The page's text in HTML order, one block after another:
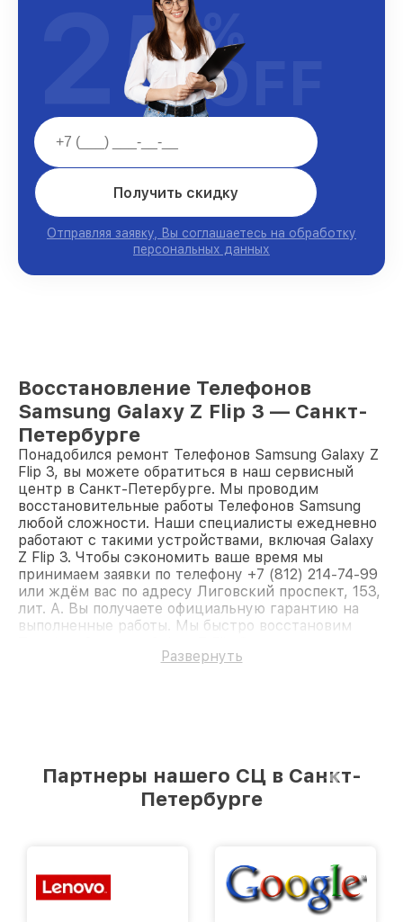
Получить скидку
Отправляя заявку, Вы соглашаетесь на обработку
персональных данных
25%
OFF
Восстановление Телефонов
Samsung Galaxy Z Flip 3 — Санкт-
Петербурге
Понадобился ремонт Телефонов Samsung Galaxy Z
Flip 3, вы можете обратиться в наш сервисный
центр в Санкт-Петербурге. Мы проводим
восстановительные работы Телефонов Samsung
любой сложности. Наши специалисты ежедневно
работают с такими устройствами, включая Galaxy
Z Flip 3. Чтобы сэкономить ваше время мы
принимаем заявки по телефону +7 (812) 214-74-99
или ждём вас по адресу Лиговский проспект, 153,
лит. А. Вы получаете официальную гарантию на
выполненные работы. Мы быстро восстановим
Развернуть
Партнеры нашего СЦ в Санкт-
Петербурге